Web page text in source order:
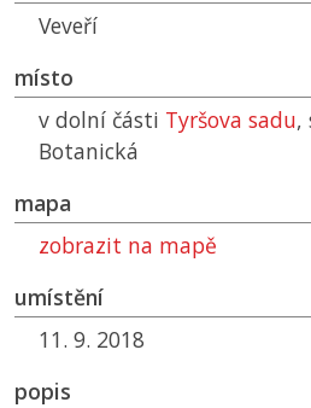
Veveří
místo
v dolní části Tyršova sadu,
Botanická
mapa
zobrazit na mapě
umístění
11. 9. 2018
popis